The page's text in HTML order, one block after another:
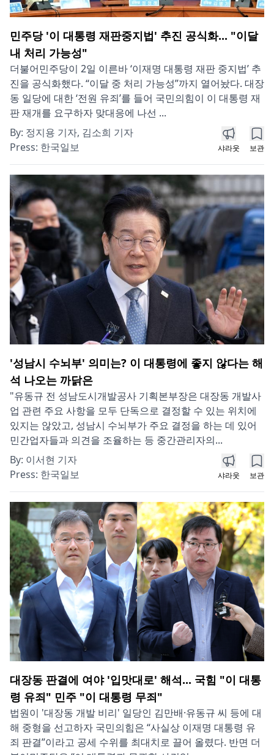
민주당 '이 대통령 재판중지법' 추진 공식화... "이달
내 처리 가능성"
더불어민주당이 2일 이른바 ‘이재명 대통령 재판 중지법’ 추
진을 공식화했다. “이달 중 처리 가능성”까지 열어놨다. 대장
동 일당에 대한 ‘전원 유죄’를 들어 국민의힘이 이 대통령 재
판 재개를 요구하자 맞대응에 나선 ...
By: 정지용 기자, 김소희 기자
Press: 한국일보 샤라웃 보관
'성남시 수뇌부' 의미는? 이 대통령에 좋지 않다는 해
석 나오는 까닭은
"유동규 전 성남도시개발공사 기획본부장은 대장동 개발사
업 관련 주요 사항을 모두 단독으로 결정할 수 있는 위치에
있지는 않았고, 성남시 수뇌부가 주요 결정을 하는 데 있어
민간업자들과 의견을 조율하는 등 중간관리자의...
By: 이서현 기자
Press: 한국일보 샤라웃 보관
대장동 판결에 여야 '입맛대로' 해석... 국힘 "이 대통
령 유죄" 민주 "이 대통령 무죄"
법원이 '대장동 개발 비리' 일당인 김만배·유동규 씨 등에 대
해 중형을 선고하자 국민의힘은 “사실상 이재명 대통령 유
죄 판결”이라고 공세 수위를 최대치로 끌어 올렸다. 반면 더